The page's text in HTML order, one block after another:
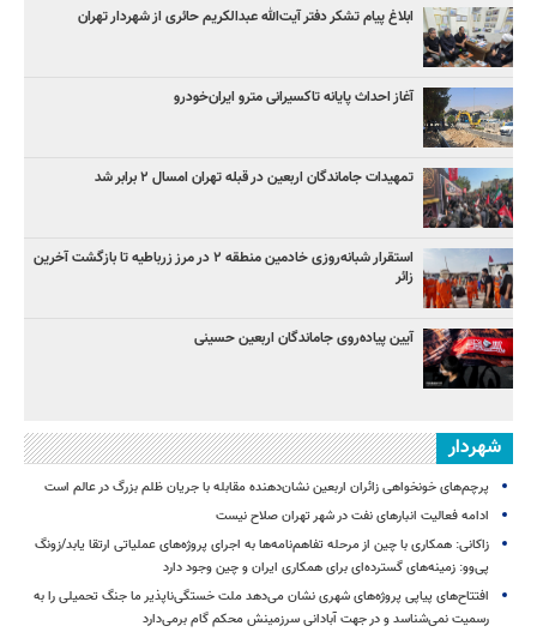
ابلاغ پیام تشکر دفتر آیت‌الله عبدالکریم حائری از شهردار تهران
آغاز احداث پایانه تاکسیرانی مترو ایران‌خودرو
تمهیدات جاماندگان اربعین در قبله تهران امسال ۲ برابر شد
استقرار شبانه‌روزی خادمین منطقه ۲ در مرز زرباطیه تا بازگشت آخرین
زائر
آیین پیاده‌روی جاماندگان اربعین حسینی
شهردار
پرچم‌های خونخواهی زائران اربعین نشان‌دهنده مقابله با جریان ظلم بزرگ در عالم است
ادامه فعالیت انبارهای نفت در شهر تهران صلاح نیست
زاکانی: همکاری با چین از مرحله تفاهم‌نامه‌ها به اجرای پروژه‌های عملیاتی ارتقا یابد/زونگ
پی‌وو: زمینه‌های گسترده‌ای برای همکاری ایران و چین وجود دارد
افتتاح‌های پیاپی پروژه‌های شهری نشان می‌دهد ملت خستگی‌ناپذیر ما جنگ تحمیلی را به
رسمیت نمی‌شناسد و در جهت آبادانی سرزمینش محکم گام برمی‌دارد